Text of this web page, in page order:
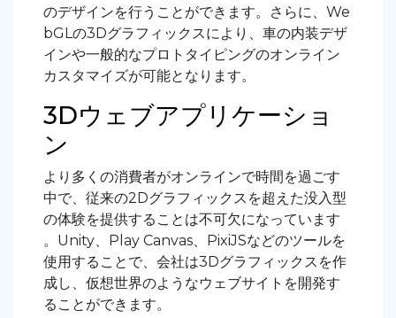
のデザインを行うことができます。さらに、We
bGLの3Dグラフィックスにより、車の内装デザ
インや一般的なプロトタイピングのオンライン
カスタマイズが可能となります。
3Dウェブアプリケーショ
ン
より多くの消費者がオンラインで時間を過ごす
中で、従来の2Dグラフィックスを超えた没入型
の体験を提供することは不可欠になっています
。Unity、Play Canvas、PixiJSなどのツールを
使用することで、会社は3Dグラフィックスを作
成し、仮想世界のようなウェブサイトを開発す
ることができます。